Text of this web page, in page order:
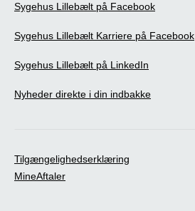
Sygehus Lillebælt på Facebook
Sygehus Lillebælt Karriere på Facebook
Sygehus Lillebælt på LinkedIn
Nyheder direkte i din indbakke
Tilgængelighedserklæring
MineAftaler